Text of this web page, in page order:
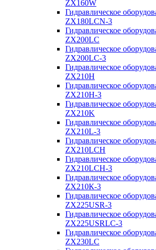
ZX160W
Гидравлическое
ZX180LCN-3
Гидравлическое
ZX200LC
Гидравлическое
ZX200LC-3
Гидравлическое
ZX210H
Гидравлическое
ZX210H-3
Гидравлическое
ZX210K
Гидравлическое
ZX210L-3
Гидравлическое
ZX210LCH
Гидравлическое
ZX210LCH-3
Гидравлическое
ZX210К-3
Гидравлическое
ZX225USR-3
Гидравлическое
ZX225USRLC-3
Гидравлическое
ZX230LC